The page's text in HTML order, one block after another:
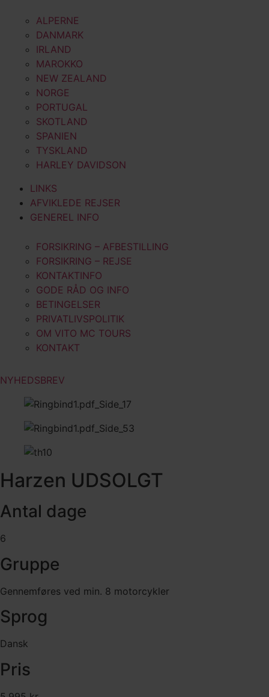
ALPERNE
DANMARK
IRLAND
MAROKKO
NEW ZEALAND
NORGE
PORTUGAL
SKOTLAND
SPANIEN
TYSKLAND
HARLEY DAVIDSON
LINKS
AFVIKLEDE REJSER
GENEREL INFO
FORSIKRING – AFBESTILLING
FORSIKRING – REJSE
KONTAKTINFO
GODE RÅD OG INFO
BETINGELSER
PRIVATLIVSPOLITIK
OM VITO MC TOURS
KONTAKT
NYHEDSBREV
Harzen UDSOLGT
Antal dage
6
Gruppe
Gennemføres ved min. 8 motorcykler
Sprog
Dansk
Pris